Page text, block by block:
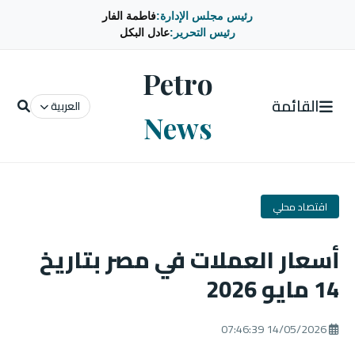
رئيس مجلس الإدارة:فاطمة الفار
رئيس التحرير:عادل البكل
القائمة
Petro
News
العربية
اقتصاد محلي
أسعار العملات في مصر بتاريخ
14 مايو 2026